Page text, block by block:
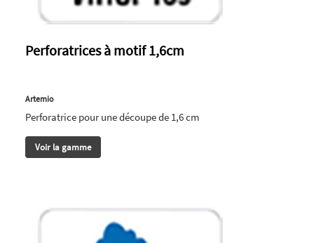
Perforatrices à motif 1,6cm
Artemio
Perforatrice pour une découpe de 1,6 cm
Voir la gamme